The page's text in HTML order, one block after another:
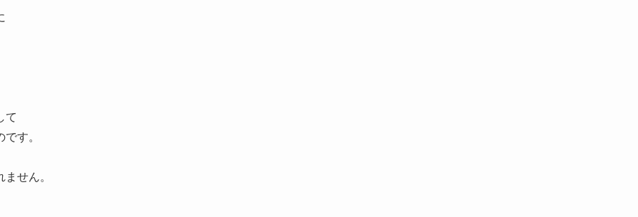
て
す。
せん。